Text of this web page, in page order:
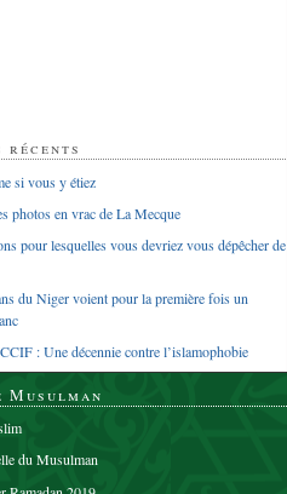
si vous y étiez
photos en vrac de La Mecque
pour lesquelles vous devriez vous dépêcher de
du Niger voient pour la première fois un
: Une décennie contre l’islamophobie
Musulman
du Musulman